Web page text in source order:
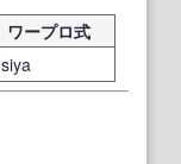
ワープロ式